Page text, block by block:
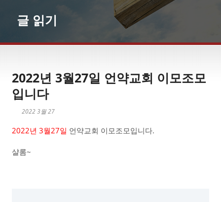
글 읽기
2022년 3월27일 언약교회 이모조모
입니다
2022 3월 27
2022년 3월27일 언약교회 이모조모입니다.
샬롬~